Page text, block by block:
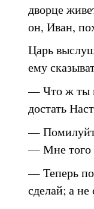
дворце
он, Иван,
Царь
ему
— Что ж ты
достать
—
— Мне того
— Теперь
сделай; а